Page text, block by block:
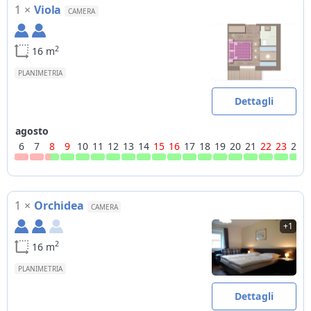
Note
Alcuni servizi potrebbero essere solo su richiesta e a
pagamento
servizio pane e latte = recapito al mattino di prodotti per la
1 × Viola CAMERA
16 m2
PLANIMETRIA
Dettagli
agosto
6
7 8 9 10 11 12 13 14 15 16 17 18 19 20 21 22 23 24
1 × Orchidea CAMERA
16 m2
PLANIMETRIA
+1
Dettagli